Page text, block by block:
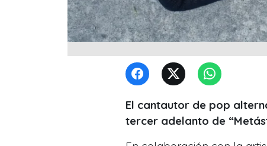
El cantautor de pop
tercer adelanto de